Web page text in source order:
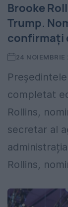
Brooke
Trump.
confirmați
24
completat
Rollins,
secretar al
Rollins,